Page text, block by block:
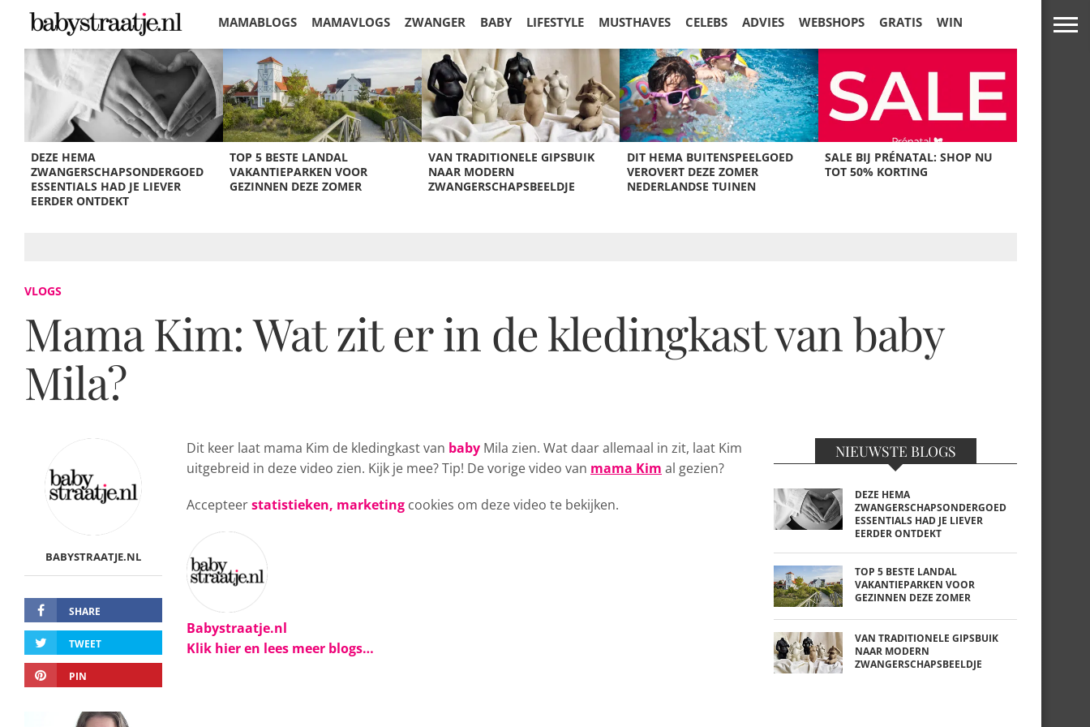
MAMABLOGS MAMAVLOGS ZWANGER BABY LIFESTYLE MUSTHAVES CELEBS ADVIES WEBSHOPS GRATIS WIN
KORTINGEN
DEZE HEMA
ZWANGERSCHAPSONDERGOED
ESSENTIALS HAD JE LIEVER
EERDER ONTDEKT
TOP 5 BESTE LANDAL
VAKANTIEPARKEN VOOR
GEZINNEN DEZE ZOMER
VAN TRADITIONELE GIPSBUIK
NAAR MODERN
ZWANGERSCHAPSBEELDJE
DIT HEMA BUITENSPEELGOED
VEROVERT DEZE ZOMER
NEDERLANDSE TUINEN
SALE BIJ PRÉNATAL: SHOP NU
TOT 50% KORTING
VLOGS
Mama Kim: Wat zit er in de kledingkast van baby
Mila?
BABYSTRAATJE.NL
SHARE
TWEET
PIN
Dit keer laat mama Kim de kledingkast van baby Mila zien. Wat daar allemaal in zit, laat Kim
uitgebreid in deze video zien. Kijk je mee? Tip! De vorige video van mama Kim al gezien?
Accepteerstatistieken, marketing cookies om deze video te bekijken.
Babystraatje.nl
Klik hier en lees meer blogs…
NIEUWSTE BLOGS
DEZE HEMA
ZWANGERSCHAPSONDERGOED
ESSENTIALS HAD JE LIEVER
EERDER ONTDEKT
TOP 5 BESTE LANDAL
VAKANTIEPARKEN VOOR
GEZINNEN DEZE ZOMER
VAN TRADITIONELE GIPSBUIK
NAAR MODERN
ZWANGERSCHAPSBEELDJE